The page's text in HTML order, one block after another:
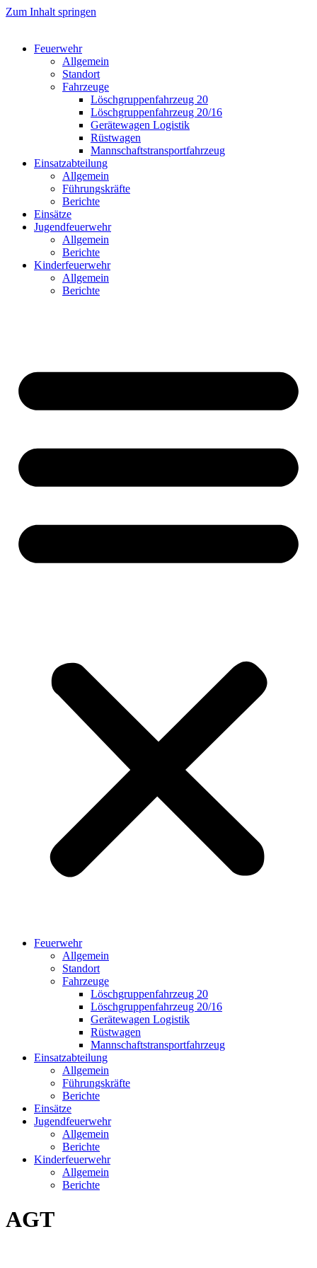
Zum Inhalt springen
Feuerwehr
Allgemein
Standort
Fahrzeuge
Löschgruppen­fahrzeug 20
Lösch­gruppen­fahrzeug 20/16
Geräte­wagen Logistik
Rüst­wagen
Mannschafts­transportfahrzeug
Einsatz­abteilung
Allgemein
Führungs­kräfte
Berichte
Einsätze
Jugend­feuerwehr
Allgemein
Berichte
Kinder­feuerwehr
Allgemein
Berichte
Feuerwehr
Allgemein
Standort
Fahrzeuge
Löschgruppen­fahrzeug 20
Lösch­gruppen­fahrzeug 20/16
Geräte­wagen Logistik
Rüst­wagen
Mannschafts­transportfahrzeug
Einsatz­abteilung
Allgemein
Führungs­kräfte
Berichte
Einsätze
Jugend­feuerwehr
Allgemein
Berichte
Kinder­feuerwehr
Allgemein
Berichte
AGT